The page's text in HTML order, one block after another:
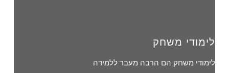
לימודי משחק
לימודי משחק הם הרבה מעבר ללמידה